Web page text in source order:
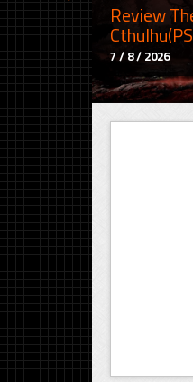
Review
7 / 8 / 2026